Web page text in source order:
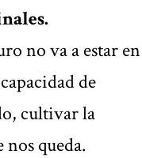
no va a estar en
de
cultivar la
queda.